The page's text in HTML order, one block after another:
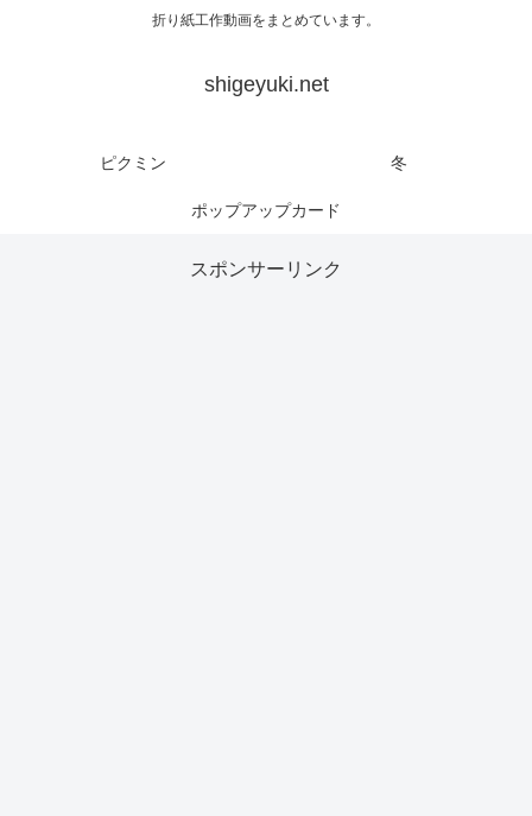
折り紙工作動画をまとめています。
shigeyuki.net
ピクミン 冬
ポップアップカード
スポンサーリンク